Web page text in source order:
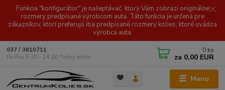
Funkcia "konfigurátor" je našeptávač, ktorý Vám zobrazí originálne
rozmery predpísané výrobcom auta. Táto funkcia je určená pre
zákazníkov, ktorí preferujú iba predpísané rozmery kolies, ktoré uvádza
výrobca auta.
Menu
037 / 3810711
Po-Pia 9.30 - 14.00 *letný režim
0 ks
za 0,00 EUR